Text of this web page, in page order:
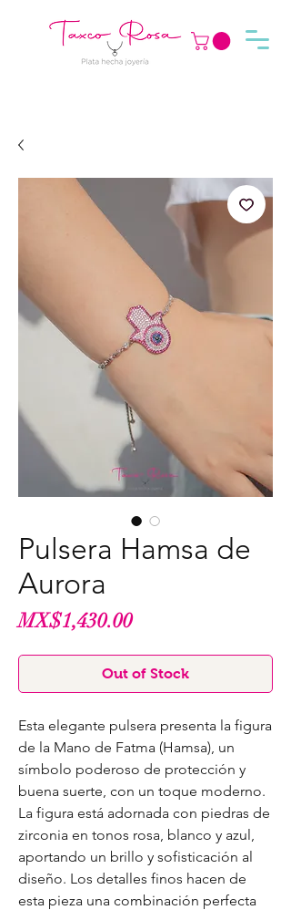
Pulsera Hamsa de
Aurora
MX$1,430.00Price
Out of Stock
Esta elegante pulsera presenta la figura
de la Mano de Fatma (Hamsa), un
símbolo poderoso de protección y
buena suerte, con un toque moderno.
La figura está adornada con piedras de
zirconia en tonos rosa, blanco y azul,
aportando un brillo y sofisticación al
diseño. Los detalles finos hacen de
esta pieza una combinación perfecta